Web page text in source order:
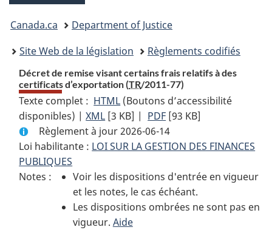
You
are
here:
Canada.ca
Department of Justice
Site Web de la législation
Règlements codifiés
Décret de remise visant certains frais relatifs à des
certificats d’exportation (TR/2011-77)
Texte complet : HTML Texte
complet
:
Décret
remise
visant
certains
frais
(Boutons d’accessibilité
disponibles) |XML Texte
complet
:
de
remise
visant
certains
[3 KB] | PDF Texte
complet
:
de
remise
visant
[93 KB]
Règlement à jour 2026-06-14
Loi habilitante : LOI SUR LA GESTION DES FINANCES
PUBLIQUES
Notes :
Voir les dispositions d'entrée en vigueur
et les notes, le cas échéant.
Les dispositions ombrées ne sont pas en
vigueur. Aide